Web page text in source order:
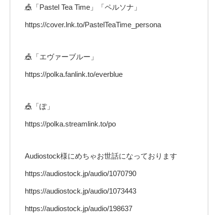
🎪「Pastel Tea Time」「ペルソナ」
https://cover.lnk.to/PastelTeaTime_persona
🎪「エヴァーブルー」
https://polka.fanlink.to/everblue
🎪「ぽ」
https://polka.streamlink.to/po
Audiostock様にめちゃお世話になっております
https://audiostock.jp/audio/1070790
https://audiostock.jp/audio/1073443
https://audiostock.jp/audio/198637